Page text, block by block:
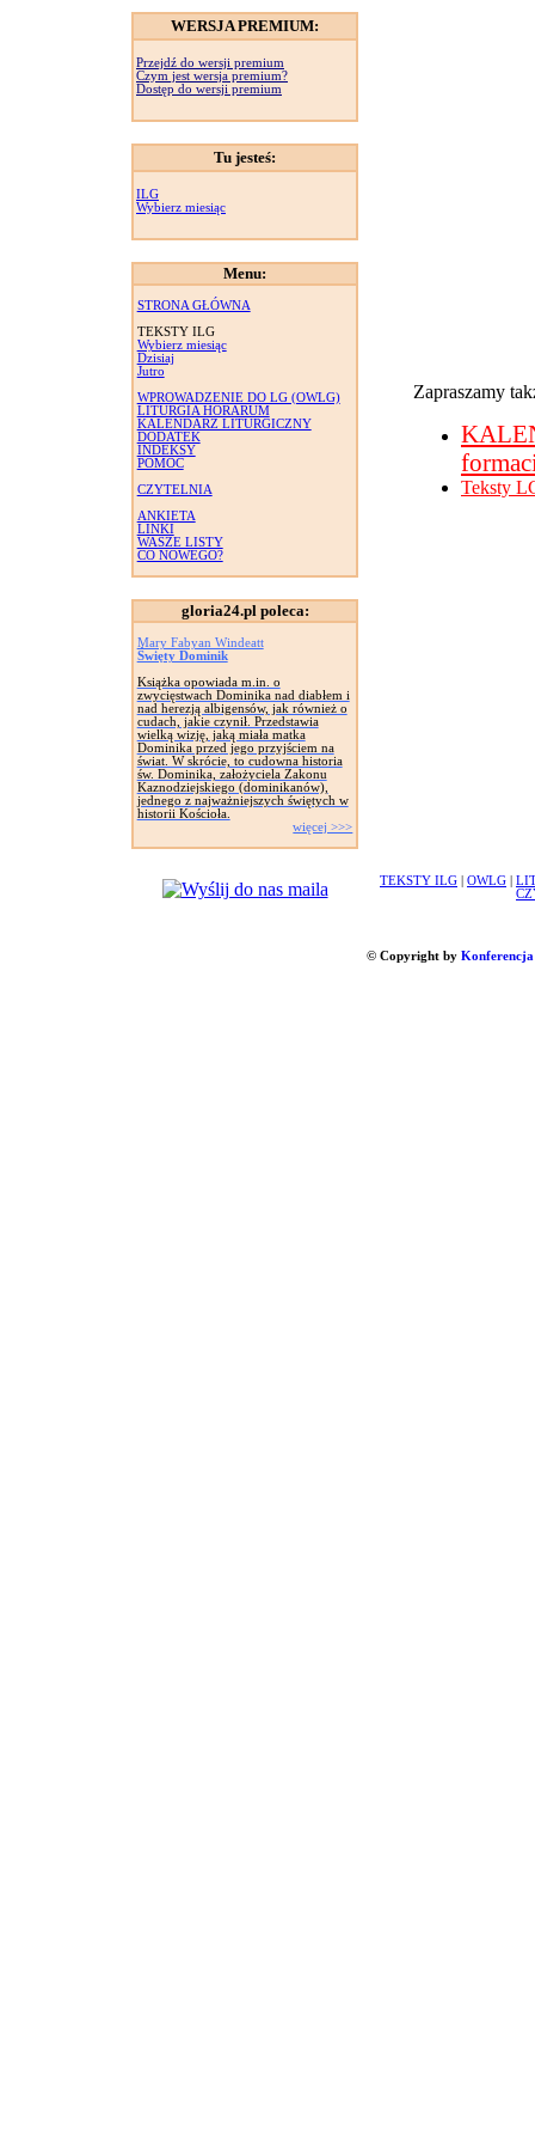
WERSJA PREMIUM:
Przejdź do wersji premium
Czym jest wersja premium?
Dostęp do wersji premium
Tu jesteś:
ILG
Wybierz miesiąc
Menu:
STRONA GŁÓWNA
TEKSTY ILG
Wybierz miesiąc
Dzisiaj
Jutro
WPROWADZENIE DO LG (OWLG)
LITURGIA HORARUM
KALENDARZ LITURGICZNY
DODATEK
INDEKSY
POMOC
CZYTELNIA
ANKIETA
LINKI
WASZE LISTY
CO NOWEGO?
gloria24.pl poleca:
Mary Fabyan Windeatt
Święty Dominik
Książka opowiada m.in. o
zwycięstwach Dominika nad diabłem i
nad herezją albigensów, jak również o
cudach, jakie czynił. Przedstawia
wielką wizję, jaką miała matka
Dominika przed jego przyjściem na
świat. W skrócie, to cudowna historia
św. Dominika, założyciela Zakonu
Kaznodziejskiego (dominikanów),
jednego z najważniejszych świętych w
historii Kościoła.
więcej >>>
Zapraszamy
Teksty
TEKSTY ILG OWLG
© Copyright by Konferencja